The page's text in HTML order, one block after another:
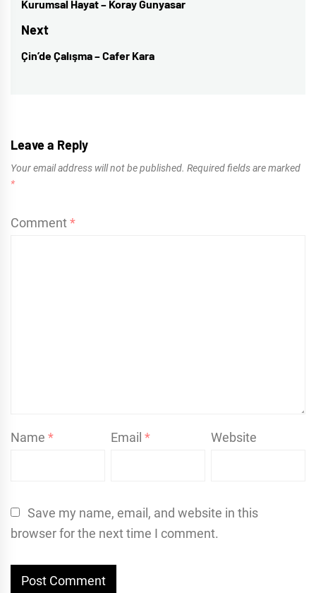
navigation
Previous
post:
Kurumsal Hayat – Koray Gunyasar
Next
Next
Çin’de Çalışma – Cafer Kara
Leave a Reply
Your email address will not be published. Required fields are marked
*
Comment*
Name * Email* Website
Save my name, email, and website in this
browser for the next time I comment.